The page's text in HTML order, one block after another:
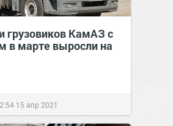
грузовиков КамАЗ с
в марте выросли на
15 апр 2021